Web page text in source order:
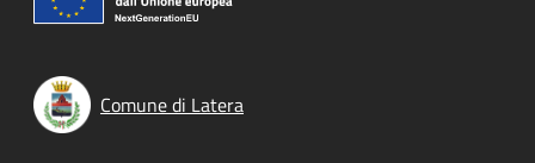
Comune di Latera